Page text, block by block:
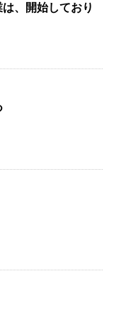
、開始しており